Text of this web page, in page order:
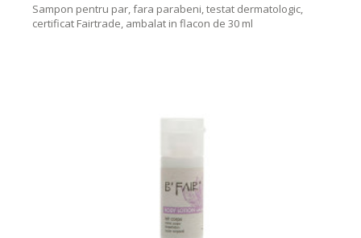
Sampon pentru par, fara parabeni, testat dermatologic,
certificat Fairtrade, ambalat in flacon de 30 ml